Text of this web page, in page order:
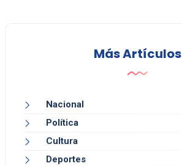
Más Artículos
Nacional
Política
Cultura
Deportes